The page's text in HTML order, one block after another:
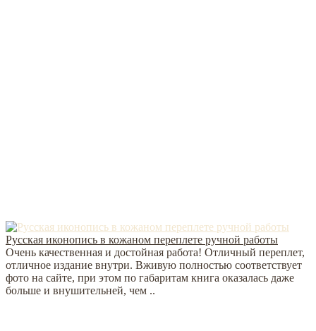
Русская иконопись в кожаном переплете ручной работы
Очень качественная и достойная работа! Отличный переплет,
отличное издание внутри. Вживую полностью соответствует
фото на сайте, при этом по габаритам книга оказалась даже
больше и внушительней, чем ..